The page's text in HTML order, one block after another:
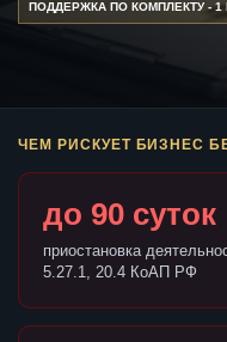
ПОДДЕРЖКА ПО КОМПЛЕКТУ - 1
ЧЕМ РИСКУЕТ БИЗНЕС
до 90 суток
приостановка
5.27.1, 20.4 КоАП РФ